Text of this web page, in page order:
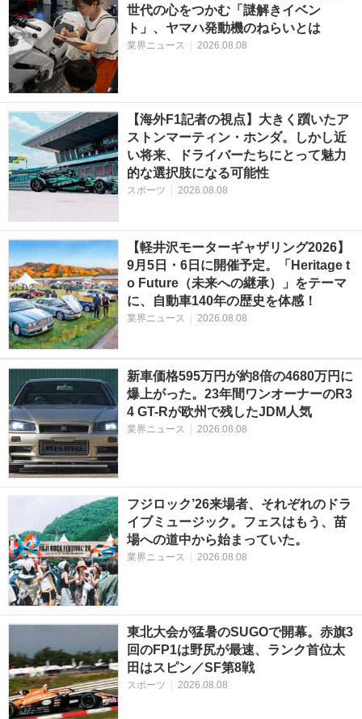
世代の心をつかむ「謎解きイベン
ト」、ヤマハ発動機のねらいとは
業界ニュース | 2026.08.08
【海外F1記者の視点】大きく躓いたア
ストンマーティン・ホンダ。しかし近
い将来、ドライバーたちにとって魅力
的な選択肢になる可能性
スポーツ 2026.08.08
【軽井沢モーターギャザリング2026】
9月5日・6日に開催予定。「Heritage t
o Future（未来への継承）」をテーマ
に、自動車140年の歴史を体感！
業界ニュース 2026.08.08
新車価格595万円が約8倍の4680万円に
爆上がった。23年間ワンオーナーのR3
4 GT-Rが欧州で残したJDM人気
業界ニュース 2026.08.08
フジロック’26来場者、それぞれのドラ
イブミュージック。フェスはもう、苗
場への道中から始まっていた。
業界ニュース 2026.08.08
東北大会が猛暑のSUGOで開幕。赤旗3
回のFP1は野尻が最速、ランク首位太
田はスピン／SF第8戦
スポーツ 2026.08.08